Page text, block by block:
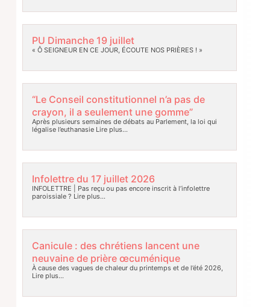
PU Dimanche 19 juillet
« Ô SEIGNEUR EN CE JOUR, ÉCOUTE NOS PRIÈRES ! »
“Le Conseil constitutionnel n’a pas de
crayon, il a seulement une gomme”
Après plusieurs semaines de débats au Parlement, la loi qui
légalise l’euthanasieLire plus…
Infolettre du 17 juillet 2026
INFOLETTRE | Pas reçu ou pas encore inscrit à l’infolettre
paroissiale ? Lire plus…
Canicule : des chrétiens lancent une
neuvaine de prière œcuménique
À cause des vagues de chaleur du printemps et de l’été 2026,
Lire plus…